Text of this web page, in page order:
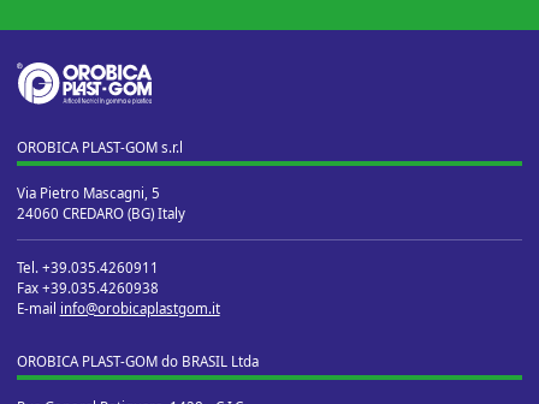
OROBICA PLAST-GOM s.r.l
Via Pietro Mascagni, 5
24060 CREDARO (BG) Italy
Tel. +39.035.4260911
Fax +39.035.4260938
E-mail info@orobicaplastgom.it
OROBICA PLAST-GOM do BRASIL Ltda